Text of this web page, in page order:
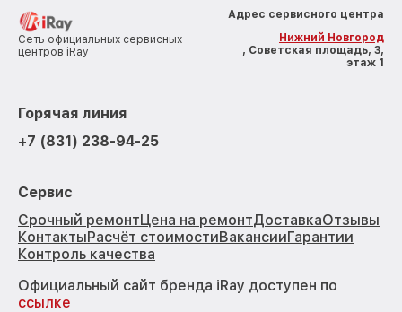
Сеть официальных сервисных
центров iRay
Адрес сервисного центра
Нижний Новгород
, Советская площадь, 3,
этаж 1
Горячая линия
+7 (831) 238-94-25
Сервис
Срочный ремонтЦена на ремонтДоставкаОтзывы
КонтактыРасчёт стоимостиВакансииГарантии
Контроль качества
Официальный сайт бренда iRay доступен по
ссылке